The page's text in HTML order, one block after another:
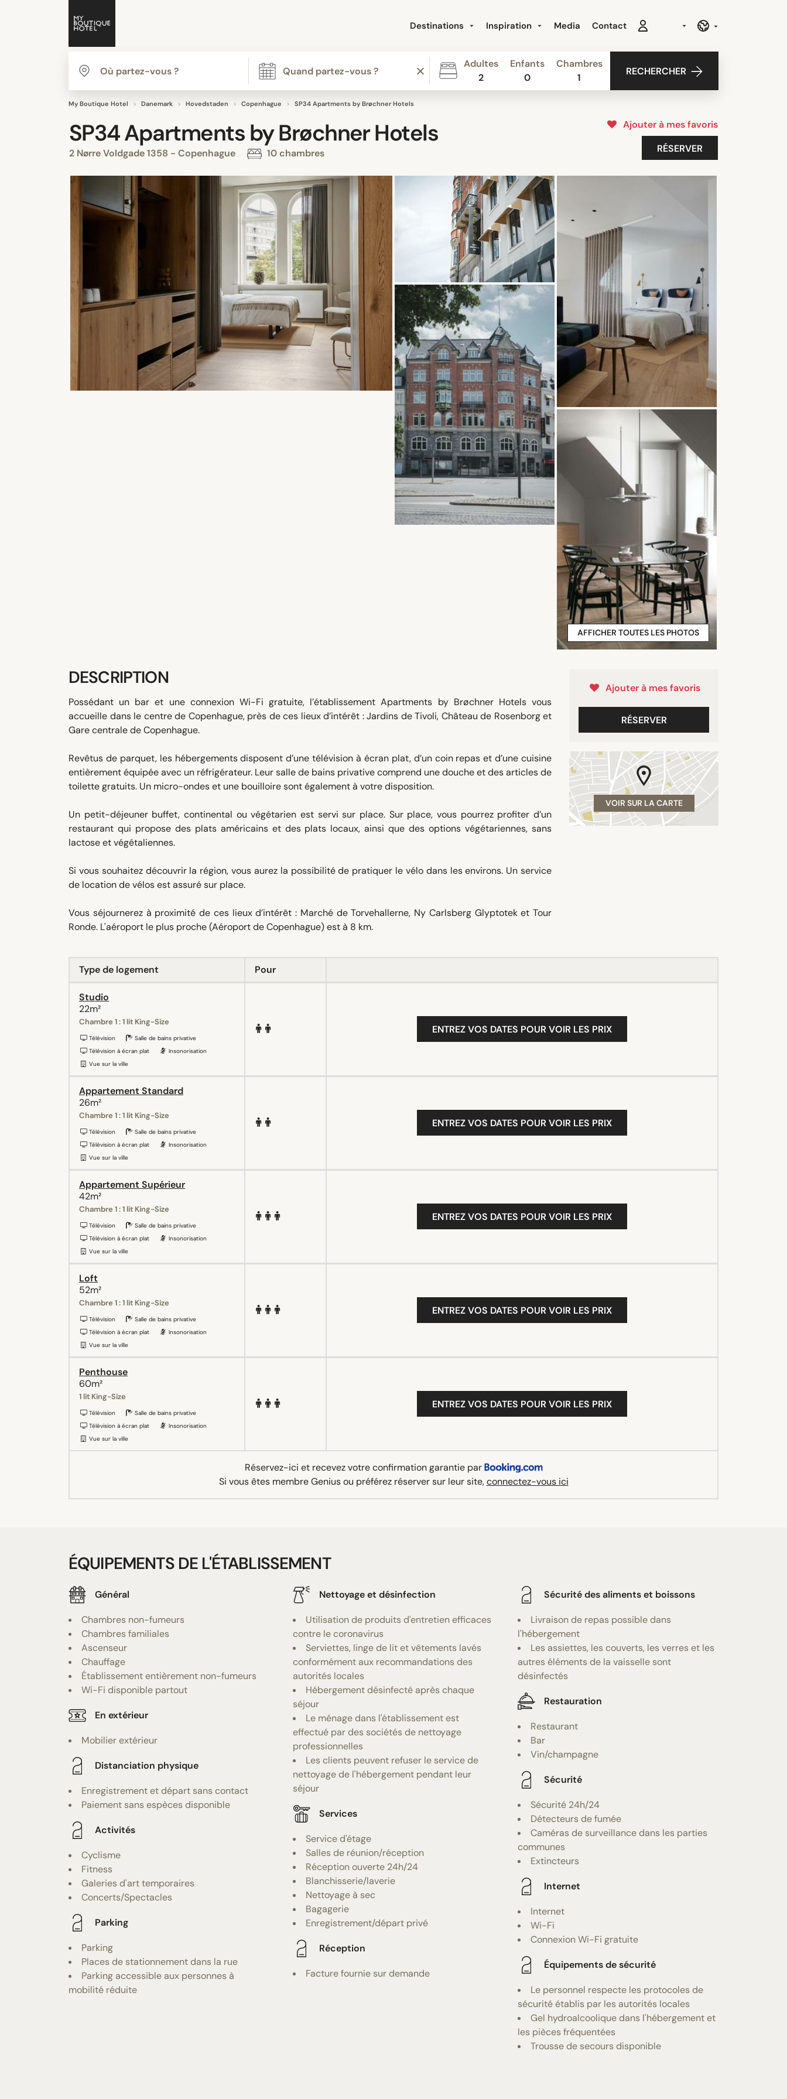
Destinations Inspiration Media Contact
Adultes
2
Enfants
0
Chambres
1
RECHERCHER
My Boutique Hotel Danemark Hovedstaden Copenhague SP34 Apartments by Brøchner Hotels
SP34 Apartments by Brøchner Hotels
2 Nørre Voldgade 1358 - Copenhague 10 chambres
Ajouter à mes favoris
RÉSERVER
AFFICHER TOUTES LES PHOTOS
Ajouter à mes favoris
RÉSERVER
VOIR SUR LA CARTE
DESCRIPTION
Possédant un bar et une connexion Wi-Fi gratuite, l’établissement Apartments by Brøchner Hotels vous
accueille dans le centre de Copenhague, près de ces lieux d’intérêt : Jardins de Tivoli, Château de Rosenborg et
Gare centrale de Copenhague.
Revêtus de parquet, les hébergements disposent d’une télévision à écran plat, d’un coin repas et d’une cuisine
entièrement équipée avec un réfrigérateur. Leur salle de bains privative comprend une douche et des articles de
toilette gratuits. Un micro-ondes et une bouilloire sont également à votre disposition.
Un petit-déjeuner buffet, continental ou végétarien est servi sur place. Sur place, vous pourrez profiter d’un
restaurant qui propose des plats américains et des plats locaux, ainsi que des options végétariennes, sans
lactose et végétaliennes.
Si vous souhaitez découvrir la région, vous aurez la possibilité de pratiquer le vélo dans les environs. Un service
de location de vélos est assuré sur place.
Vous séjournerez à proximité de ces lieux d’intérêt : Marché de Torvehallerne, Ny Carlsberg Glyptotek et Tour
Ronde. L'aéroport le plus proche (Aéroport de Copenhague) est à 8 km.
Type de logement Pour
Studio
22m²
Chambre 1 : 1 lit King-Size
Télévision
Salle de bains privative
Télévision à écran plat
Insonorisation
Vue sur la ville
ENTREZ VOS DATES POUR VOIR LES PRIX
Appartement Standard
26m²
Chambre 1 : 1 lit King-Size
Télévision
Salle de bains privative
Télévision à écran plat
Insonorisation
Vue sur la ville
ENTREZ VOS DATES POUR VOIR LES PRIX
Appartement Supérieur
42m²
Chambre 1 : 1 lit King-Size
Télévision
Salle de bains privative
Télévision à écran plat
Insonorisation
Vue sur la ville
ENTREZ VOS DATES POUR VOIR LES PRIX
Loft
52m²
Chambre 1 : 1 lit King-Size
Télévision
Salle de bains privative
Télévision à écran plat
Insonorisation
Vue sur la ville
ENTREZ VOS DATES POUR VOIR LES PRIX
Penthouse
60m²
1 lit King-Size
Télévision
Salle de bains privative
Télévision à écran plat
Insonorisation
Vue sur la ville
ENTREZ VOS DATES POUR VOIR LES PRIX
Réservez-ici et recevez votre confirmation garantie par
Si vous êtes membre Genius ou préférez réserver sur leur site,connectez-vous ici
ÉQUIPEMENTS DE L'ÉTABLISSEMENT
Général
Chambres non-fumeurs
Chambres familiales
Ascenseur
Chauffage
Établissement entièrement non-fumeurs
Wi-Fi disponible partout
En extérieur
Mobilier extérieur
Distanciation physique
Enregistrement et départ sans contact
Paiement sans espèces disponible
Activités
Cyclisme
Fitness
Galeries d'art temporaires
Concerts/Spectacles
Parking
Parking
Places de stationnement dans la rue
Parking accessible aux personnes à
mobilité réduite
Nettoyage et désinfection
Utilisation de produits d'entretien efficaces
contre le coronavirus
Serviettes, linge de lit et vêtements lavés
conformément aux recommandations des
autorités locales
Hébergement désinfecté après chaque
séjour
Le ménage dans l'établissement est
effectué par des sociétés de nettoyage
professionnelles
Les clients peuvent refuser le service de
nettoyage de l'hébergement pendant leur
séjour
Services
Service d'étage
Salles de réunion/réception
Réception ouverte 24h/24
Blanchisserie/laverie
Nettoyage à sec
Bagagerie
Enregistrement/départ privé
Réception
Facture fournie sur demande
Sécurité des aliments et boissons
Livraison de repas possible dans
l'hébergement
Les assiettes, les couverts, les verres et les
autres éléments de la vaisselle sont
désinfectés
Restauration
Restaurant
Bar
Vin/champagne
Sécurité
Sécurité 24h/24
Détecteurs de fumée
Caméras de surveillance dans les parties
communes
Extincteurs
Internet
Internet
Wi-Fi
Connexion Wi-Fi gratuite
Équipements de sécurité
Le personnel respecte les protocoles de
sécurité établis par les autorités locales
Gel hydroalcoolique dans l'hébergement et
les pièces fréquentées
Trousse de secours disponible